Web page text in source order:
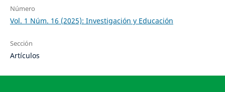
Número
Vol. 1 Núm. 16 (2025): Investigación y Educación
Sección
Artículos